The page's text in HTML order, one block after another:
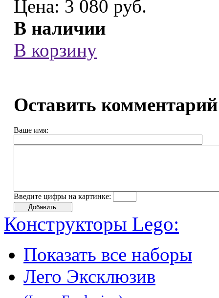
Цена: 3 080 руб.
В наличии
В корзину
Оставить
Ваше имя:
Введите цифры на картинке:
Конструкторы Lego:
Показать все наборы
Лего Эксклюзив